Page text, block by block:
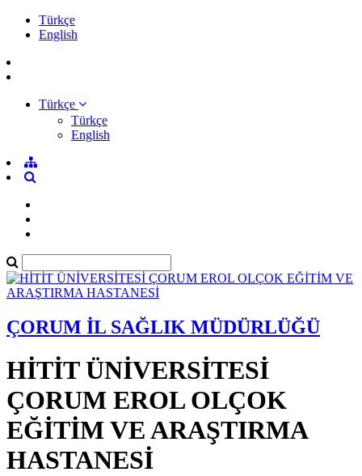
Türkçe
English
Türkçe
Türkçe
English
ÇORUM İL SAĞLIK MÜDÜRLÜĞÜ
HİTİT ÜNİVERSİTESİ
ÇORUM EROL OLÇOK
EĞİTİM VE ARAŞTIRMA
HASTANESİ